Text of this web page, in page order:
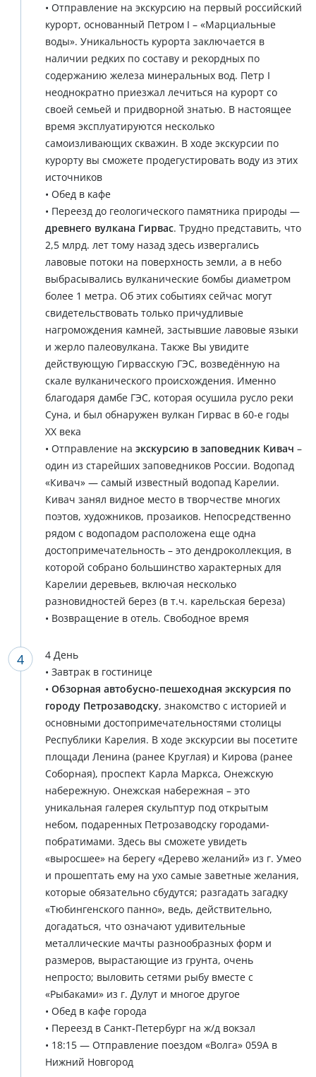
• Отправление на экскурсию на первый российский
курорт, основанный Петром I – «Марциальные
воды». Уникальность курорта заключается в
наличии редких по составу и рекордных по
содержанию железа минеральных вод. Петр I
неоднократно приезжал лечиться на курорт со
своей семьей и придворной знатью. В настоящее
время эксплуатируются несколько
самоизливающих скважин. В ходе экскурсии по
курорту вы сможете продегустировать воду из этих
источников
• Обед в кафе
• Переезд до геологического памятника природы —
древнего вулкана Гирвас. Трудно представить, что
2,5 млрд. лет тому назад здесь извергались
лавовые потоки на поверхность земли, а в небо
выбрасывались вулканические бомбы диаметром
более 1 метра. Об этих событиях сейчас могут
свидетельствовать только причудливые
нагромождения камней, застывшие лавовые языки
и жерло палеовулкана. Также Вы увидите
действующую Гирвасскую ГЭС, возведённую на
скале вулканического происхождения. Именно
благодаря дамбе ГЭС, которая осушила русло реки
Суна, и был обнаружен вулкан Гирвас в 60-е годы
ХХ века
• Отправление на экскурсию в заповедник Кивач –
один из старейших заповедников России. Водопад
«Кивач» — самый известный водопад Карелии.
Кивач занял видное место в творчестве многих
поэтов, художников, прозаиков. Непосредственно
рядом с водопадом расположена еще одна
достопримечательность – это дендроколлекция, в
которой собрано большинство характерных для
Карелии деревьев, включая несколько
разновидностей берез (в т.ч. карельская береза)
• Возвращение в отель. Свободное время
4 День
• Завтрак в гостинице
• Обзорная автобусно-пешеходная экскурсия по
городу Петрозаводску, знакомство с историей и
основными достопримечательностями столицы
Республики Карелия. В ходе экскурсии вы посетите
площади Ленина (ранее Круглая) и Кирова (ранее
Соборная), проспект Карла Маркса, Онежскую
набережную. Онежская набережная – это
уникальная галерея скульптур под открытым
небом, подаренных Петрозаводску городами-
побратимами. Здесь вы сможете увидеть
«выросшее» на берегу «Дерево желаний» из г. Умео
и прошептать ему на ухо самые заветные желания,
которые обязательно сбудутся; разгадать загадку
«Тюбингенского панно», ведь, действительно,
догадаться, что означают удивительные
металлические мачты разнообразных форм и
размеров, вырастающие из грунта, очень
непросто; выловить сетями рыбу вместе с
«Рыбаками» из г. Дулут и многое другое
• Обед в кафе города
• Переезд в Санкт-Петербург на ж/д вокзал
• 18:15 — Отправление поездом «Волга» 059А в
Нижний Новгород